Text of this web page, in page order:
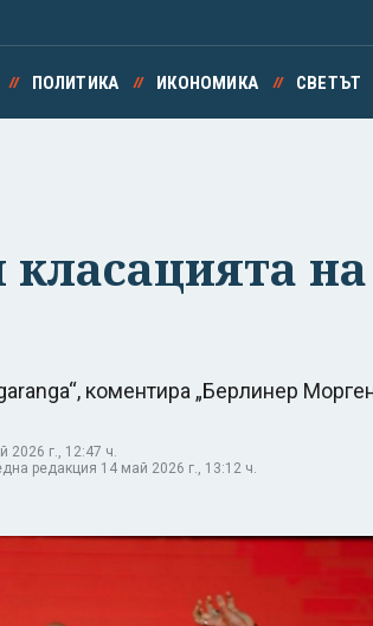
ПОЛИТИКА ИКОНОМИКА СВЕТЪТ
класацията
коментира „Берлинер
2026 г., 12:47 ч.
редакция 14 май 2026 г., 13:12 ч.